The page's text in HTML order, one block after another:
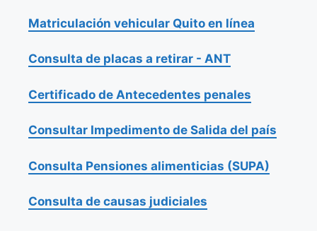
Matriculación vehicular Quito en línea
Consulta de placas a retirar - ANT
Certificado de Antecedentes penales
Consultar Impedimento de Salida del país
Consulta Pensiones alimenticias (SUPA)
Consulta de causas judiciales